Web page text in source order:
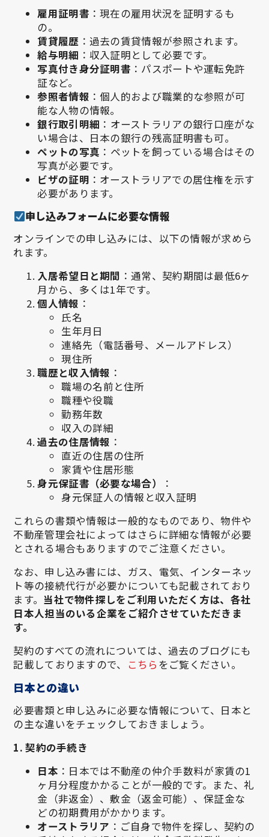
雇用証明書 ：現在の雇用状況を証明するも
の。
賃貸履歴 ：過去の賃貸情報が参照されます。
給与明細 ：収入証明として必要です。
写真付き身分証明書 ：パスポートや運転免許
証など。
参照者情報 ：個人的および職業的な参照が可
能な人物の情報。
銀行取引明細 ：オーストラリアの銀行口座がな
い場合は、日本の銀行の残高証明書も可。
ペットの写真 ：ペットを飼っている場合はその
写真が必要です。
ビザの証明 ：オーストラリアでの居住権を示す
必要があります。
申し込みフォームに必要な情報
オンラインでの申し込みには、以下の情報が求めら
れます。
入居希望日と期間 ：通常、契約期間は最低6ヶ
月から、多くは1年です。
個人情報 ：
氏名
生年月日
連絡先（電話番号、メールアドレス）
現住所
職歴と収入情報 ：
職場の名前と住所
職種や役職
勤務年数
収入の詳細
過去の住居情報 ：
直近の住居の住所
家賃や住居形態
身元保証書（必要な場合）
：
身元保証人の情報と収入証明
これらの書類や情報は一般的なものであり、物件や
不動産管理会社によってはさらに詳細な情報が必要
とされる場合もありますのでご注意ください。
なお、申し込み書には、ガス、電気、インターネッ
ト等の接続代行が必要かについても記載されており
ます。 当社で物件探しをご利用いただく方は、各社
日本人担当のいる企業をご紹介させていただきま
す。
契約のすべての流れについては、過去のブログにも
記載しておりますので、
こちら をご覧ください。
日本との違い
必要書類と申し込みに必要な情報について、日本と
の主な違いをチェックしておきましょう。
1. 契約の手続き
日本 ：日本では不動産の仲介手数料が家賃の1
ヶ月分程度かかることが一般的です。また、礼
金（非返金）、敷金（返金可能）、保証金な
どの初期費用がかかります。
オーストラリア ：ご自身で物件を探し、契約の